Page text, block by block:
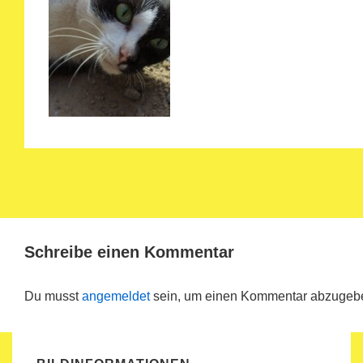
Schreibe einen Kommentar
Du musstangemeldetsein, um einen Kommentar